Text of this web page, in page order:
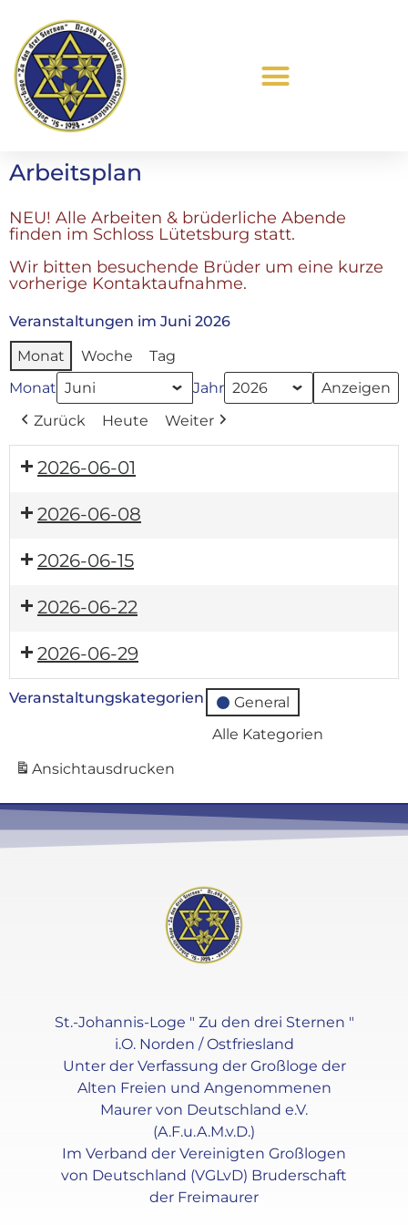
Arbeitsplan
NEU! Alle Arbeiten & brüderliche Abende
finden im Schloss Lütetsburg statt.
Wir bitten besuchende Brüder um eine kurze
vorherige Kontaktaufnahme.
Veranstaltungen im Juni 2026
Monat
Woche
Tag
Monat
Jahr
Zurück
Heute Weiter
2026-06-01
2026-06-08
2026-06-15
2026-06-22
2026-06-29
Veranstaltungskategorien
General
Alle Kategorien
Ansichtausdrucken
St.-Johannis-Loge " Zu den drei Sternen "
i.O. Norden / Ostfriesland
Unter der Verfassung der Großloge der
Alten Freien und Angenommenen
Maurer von Deutschland e.V.
(A.F.u.A.M.v.D.)
Im Verband der Vereinigten Großlogen
von Deutschland (VGLvD) Bruderschaft
der Freimaurer